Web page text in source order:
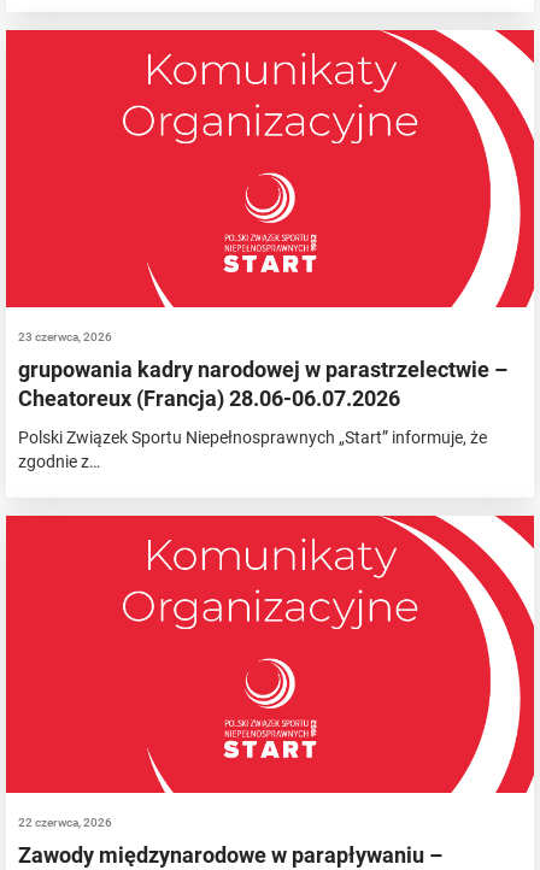
23 czerwca, 2026
grupowania kadry narodowej w parastrzelectwie –
Cheatoreux (Francja) 28.06-06.07.2026
Polski Związek Sportu Niepełnosprawnych „Start” informuje, że
zgodnie z…
22 czerwca, 2026
Zawody międzynarodowe w parapływaniu –